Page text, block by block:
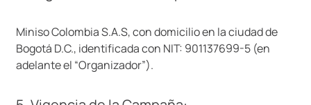
Miniso Colombia S.A.S, con domicilio en la ciudad de
Bogotá D.C., identificada con NIT: 901137699-5 (en
adelante el “Organizador”).